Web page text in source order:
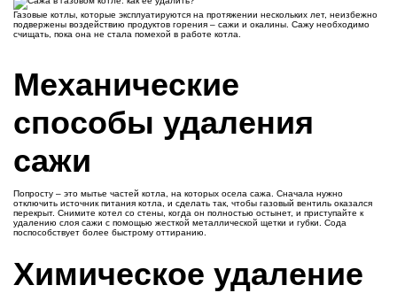
Газовые котлы, которые эксплуатируются на протяжении нескольких лет, неизбежно
подвержены воздействию продуктов горения – сажи и окалины. Сажу необходимо
счищать, пока она не стала помехой в работе котла.
Механические
способы удаления
сажи
Попросту – это мытье частей котла, на которых осела сажа. Сначала нужно
отключить источник питания котла, и сделать так, чтобы газовый вентиль оказался
перекрыт. Снимите котел со стены, когда он полностью остынет, и приступайте к
удалению слоя сажи с помощью жесткой металлической щетки и губки. Сода
поспособствует более быстрому оттиранию.
Химическое удаление